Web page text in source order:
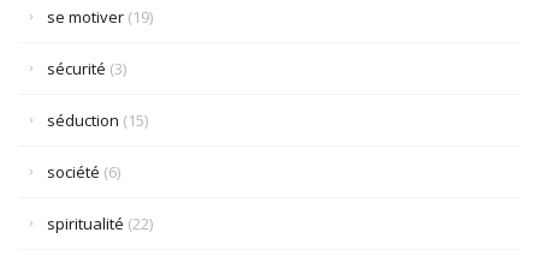
se motiver (19)
sécurité (3)
séduction (15)
société (6)
spiritualité (22)